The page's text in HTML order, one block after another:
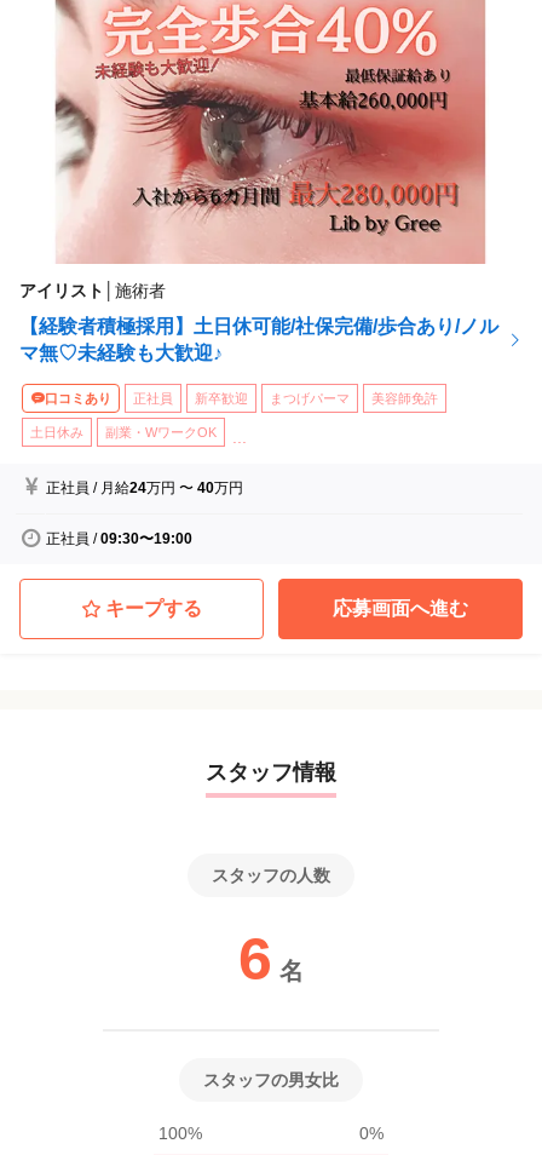
アイリスト 施術者
【経験者積極採用】土日休可能/社保完備/歩合あり/ノル
マ無♡未経験も大歓迎♪
口コミあり 正社員 新卒歓迎 まつげパーマ 美容師免許
土日休み 副業・WワークOK
正社員 / 月給24万円 〜40万円
正社員 /09:30〜19:00
キープする 応募画面へ進む
スタッフ情報
スタッフの人数
6 名
スタッフの男女比
100% 0%